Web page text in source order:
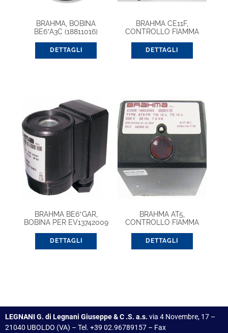
BRAHMA, BOBINA
BE6*A3C (18811016)
DETTAGLI
BRAHMA CE11F,
CONTROLLO FIAMMA
DETTAGLI
BRAHMA BE6*GAR,
BOBINA PER EV13742009
DETTAGLI
BRAHMA AT5,
CONTROLLO FIAMMA
DETTAGLI
LEGNANI G. di Legnani Giuseppe & C .S. a.s. via 4 Novembre, 17 –
21040 UBOLDO (VA) – Tel. +39 02.96789157 – Fax